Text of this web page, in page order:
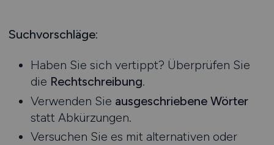
Schienen- / Straßen- / Luft- / Seefracht
Supply Chain Management
Vertrieb / Verkauf / Handel
Zoll / Behörden
Sonstige
Mecklenburg-Vorpommern
Nordrhein-Westfalen
Rheinland-Pfalz
Saarland
Sachsen
Sachsen-Anhalt
Suchvorschläge:
Haben Sie sich vertippt? Überprüfen Sie
die Rechtschreibung.
Verwenden Sie ausgeschriebene Wörter
statt Abkürzungen.
Versuchen Sie es mit alternativen oder